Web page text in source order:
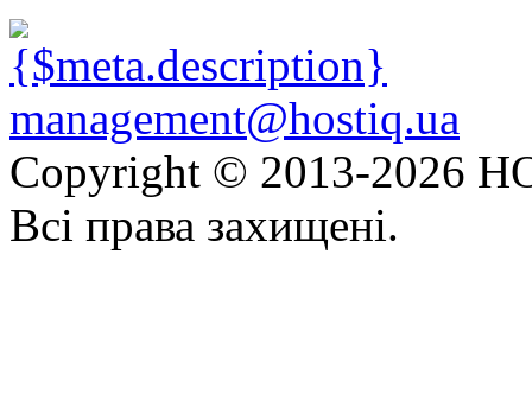
management@hostiq.ua
Copyright © 2013-2026
Всі права захищені.